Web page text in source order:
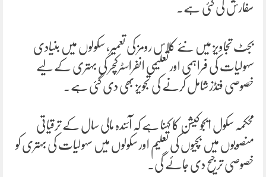
سفارش کی گئی ہے۔
بجٹ تجاویز میں نئے کلاس رومز کی تعمیر، سکولوں میں بنیادی
سہولیات کی فراہمی اور تعلیمی انفراسٹرکچر کی بہتری کے لیے
خصوصی فنڈز شامل کرنے کی تجویز بھی دی گئی ہے۔
محکمہ سکول ایجوکیشن کا کہنا ہے کہ آئندہ مالی سال کے ترقیاتی
منصوبوں میں بچیوں کی تعلیم اور سکولوں میں سہولیات کی بہتری کو
خصوصی ترجیح دی جائے گی۔